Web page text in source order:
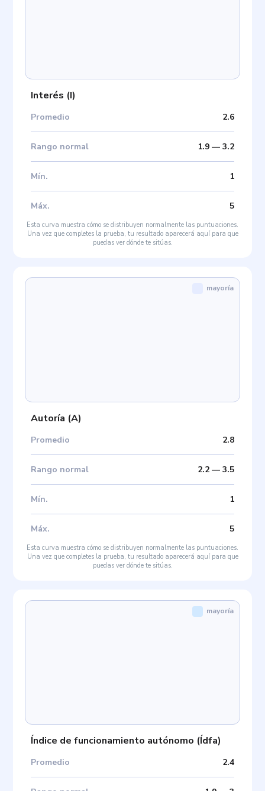
Interés (I)
Promedio 2.6
Rango normal 1.9— 3.2
Mín. 1
Máx. 5
Esta curva muestra cómo se distribuyen normalmente las puntuaciones.
Una vez que completes la prueba, tu resultado aparecerá aquí para que
puedas ver dónde te sitúas.
Autoría (A)
Promedio 2.8
Rango normal 2.2— 3.5
Mín. 1
Máx. 5
mayoría
Esta curva muestra cómo se distribuyen normalmente las puntuaciones.
Una vez que completes la prueba, tu resultado aparecerá aquí para que
puedas ver dónde te sitúas.
Índice de funcionamiento autónomo (Ídfa)
Promedio 2.4
mayoría